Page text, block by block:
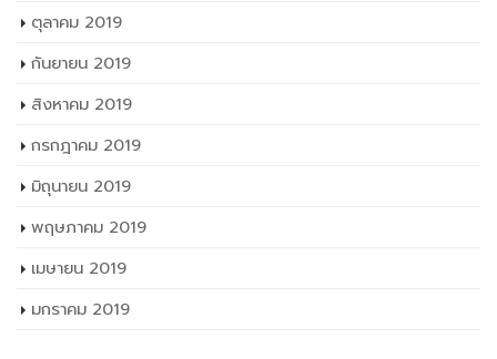
ตุลาคม 2019
กันยายน 2019
สิงหาคม 2019
กรกฎาคม 2019
มิถุนายน 2019
พฤษภาคม 2019
เมษายน 2019
มกราคม 2019